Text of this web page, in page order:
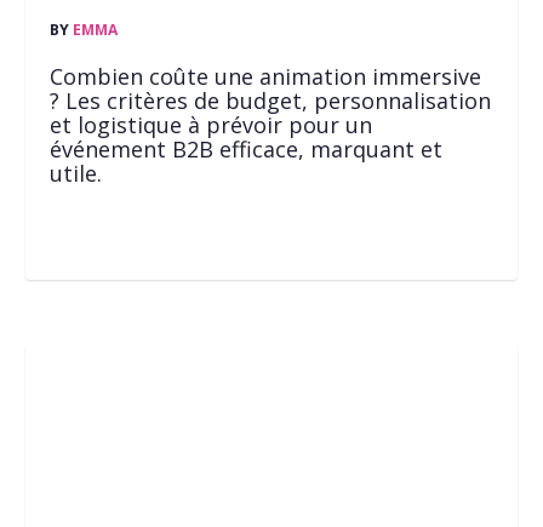
BY EMMA
Combien coûte une animation immersive
? Les critères de budget, personnalisation
et logistique à prévoir pour un
événement B2B efficace, marquant et
utile.